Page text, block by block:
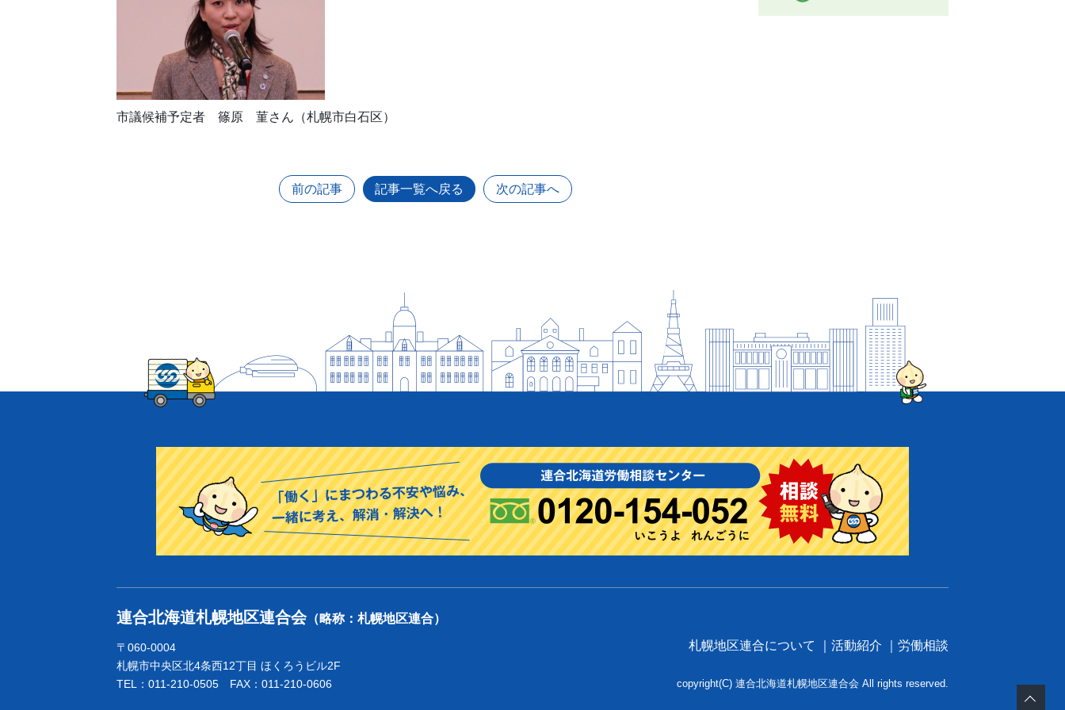
市議候補予定者 篠原 菫さん（札幌市白石区）
前の記事 記事一覧へ戻る 次の記事へ
連合北海道札幌地区連合会（略称：札幌地区連合）
〒060-0004
札幌市中央区北4条西12丁目 ほくろうビル2F
TEL：011-210-0505 FAX：011-210-0606
札幌地区連合について 活動紹介 労働相談
copyright(C) 連合北海道札幌地区連合会 All rights reserved.